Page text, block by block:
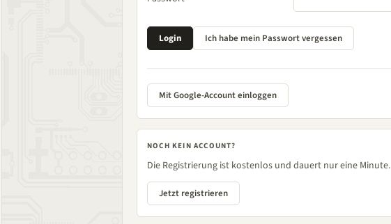
Mit Google-Account einloggen
NOCH KEIN ACCOUNT?
Die Registrierung ist kostenlos und dauert nur eine Minute.
Jetzt registrieren